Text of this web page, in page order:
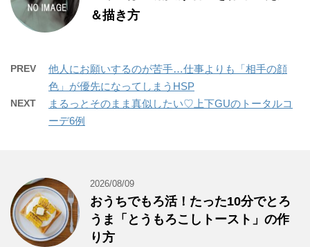
＆描き方
PREV
他人にお願いするのが苦手…仕事よりも「相手の顔
色」が優先になってしまうHSP
NEXT
まるっとそのまま真似したい♡上下GUのトータルコ
ーデ6例
2026/08/09
おうちでもろ活！たった10分でとろ
うま「とうもろこしトースト」の作
り方